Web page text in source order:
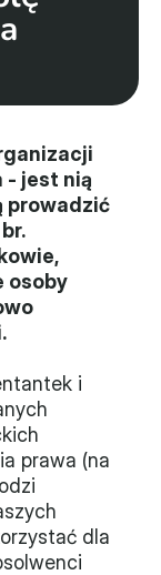
- jest nią
prowadzić
osoby
i
prawa (na
dla